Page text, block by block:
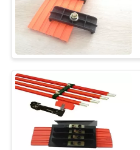
FÁBRICA
CONTROL
DE
CALIDAD
CONTÁCTENOS